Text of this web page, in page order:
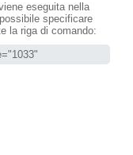
eseguita nella
specificare
la riga di comando: